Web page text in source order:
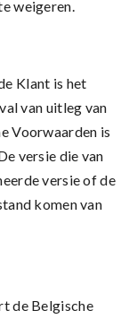
weigeren.
Klant is het
van uitleg van
Voorwaarden is
versie die van
versie of de
komen van
de Belgische